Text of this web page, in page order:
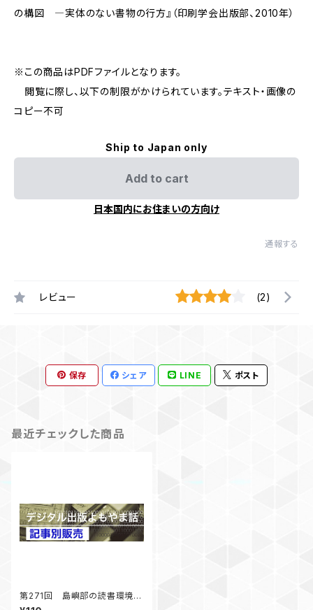
の構図 ―実体のない書物の行方』（印刷学会出版部、2010年）
※この商品はPDFファイルとなります。
閲覧に際し、以下の制限がかけられています。テキスト・画像の
コピー不可
Ship to Japan only
Add to cart
日本国内にお住まいの方向け
通報する
レビュー (2)
保存 シェア LINE ポスト
最近チェックした商品
第271回 島嶼部の読書環境調
査 まずは男木島図書館に行